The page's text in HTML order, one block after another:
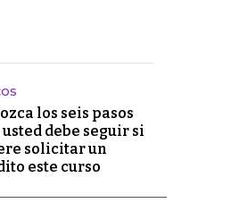
los seis pasos
usted debe seguir si
solicitar un
este curso